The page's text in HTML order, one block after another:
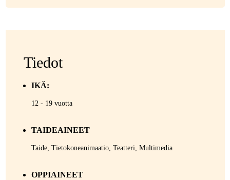
Tiedot
IKÄ:
12 - 19 vuotta
TAIDEAINEET
Taide, Tietokoneanimaatio, Teatteri, Multimedia
OPPIAINEET